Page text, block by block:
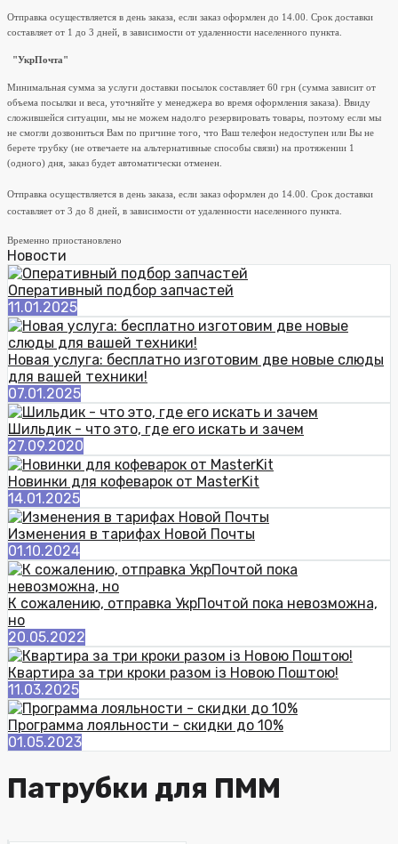
Отправка осуществляется в день заказа, если заказ оформлен до 14.00. Срок доставки
составляет от 1 до 3 дней, в зависимости от удаленности населенного пункта.
"УкрПочта"
Минимальная сумма за услуги доставки посылок составляет 60 грн (сумма зависит от
объема посылки и веса, уточняйте у менеджера во время оформления заказа). Ввиду
сложившейся ситуации, мы не можем надолго резервировать товары, поэтому если мы
не смогли дозвониться Вам по причине того, что Ваш телефон недоступен или Вы не
берете трубку (не отвечаете на альтернативные способы связи) на протяжении 1
(одного) дня, заказ будет автоматически отменен.
Отправка осуществляется в день заказа, если заказ оформлен до 14.00. Срок доставки
составляет от 3 до 8 дней, в зависимости от удаленности населенного пункта.
Временно приостановлено
Новости
Оперативный подбор запчастей
11.01.2025
Новая услуга: бесплатно изготовим две новые слюды
для вашей техники!
07.01.2025
Шильдик - что это, где его искать и зачем
27.09.2020
Новинки для кофеварок от MasterKit
14.01.2025
Изменения в тарифах Новой Почты
01.10.2024
К сожалению, отправка УкрПочтой пока невозможна,
но
20.05.2022
Квартира за три кроки разом із Новою Поштою!
11.03.2025
Программа лояльности - скидки до 10%
01.05.2023
Патрубки для ПММ